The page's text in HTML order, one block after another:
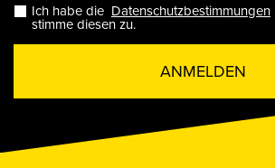
Ich habe die Datenschutzbestimmungen
stimme diesen zu.
ANMELDEN